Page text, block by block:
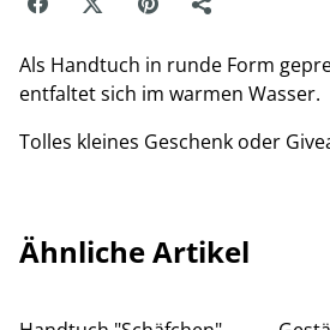
Als Handtuch in runde Form
entfaltet sich im warmen Wasser.
Tolles kleines Geschenk oder
Ähnliche Artikel